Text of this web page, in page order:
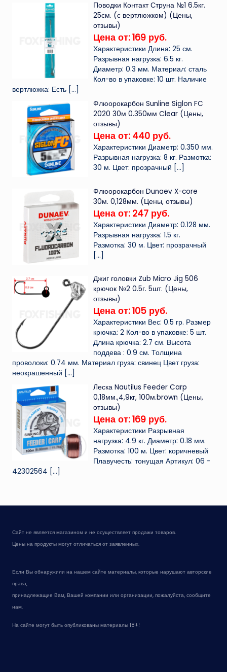
Поводки Контакт Струна №1 6.5кг.
25см. (с вертлюжком) (Цены,
отзывы)
Цена от: 169 руб.
Характеристики Длина: 25 см.
Разрывная нагрузка: 6.5 кг.
Диаметр: 0.3 мм. Материал: сталь
Кол-во в упаковке: 10 шт. Наличие
вертлюжка: Есть […]
Флюорокарбон Sunline Siglon FC
2020 30м 0.350мм Clear (Цены,
отзывы)
Цена от: 440 руб.
Характеристики Диаметр: 0.350 мм.
Разрывная нагрузка: 8 кг. Размотка:
30 м. Цвет: прозрачный […]
Флюорокарбон Dunaev X-core
30м. 0,128мм. (Цены, отзывы)
Цена от: 247 руб.
Характеристики Диаметр: 0.128 мм.
Разрывная нагрузка: 1.5 кг.
Размотка: 30 м. Цвет: прозрачный
[…]
Джиг головки Zub Micro Jig 506
крючок №2 0.5г. 5шт. (Цены,
отзывы)
Цена от: 105 руб.
Характеристики Вес: 0.5 гр. Размер
крючка: 2 Кол-во в упаковке: 5 шт.
Длина крючка: 2.7 см. Высота
поддева : 0.9 см. Толщина
проволоки: 0.74 мм. Материал груза: свинец Цвет груза:
неокрашенный […]
Леска Nautilus Feeder Carp
0,18мм.,4,9кг, 100м.brown (Цены,
отзывы)
Цена от: 169 руб.
Характеристики Разрывная
нагрузка: 4.9 кг. Диаметр: 0.18 мм.
Размотка: 100 м. Цвет: коричневый
Плавучесть: тонущая Артикул: 06 -
42302564 […]
Сайт не является магазином и не осуществляет продажи товаров.
Цены на продукты могут отличаться от заявленных.
Если Вы обнаружили на нашем сайте материалы, которые нарушают авторские
права,
принадлежащие Вам, Вашей компании или организации, пожалуйста, сообщите
нам.
На сайте могут быть опубликованы материалы 18+!